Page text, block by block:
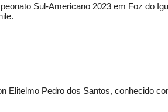
Sul-Americano 2023 em Foz do
Elitelmo Pedro dos Santos, conhecido